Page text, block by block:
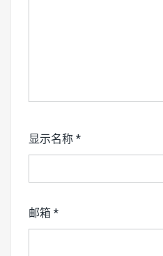
显示名称 *
邮箱 *